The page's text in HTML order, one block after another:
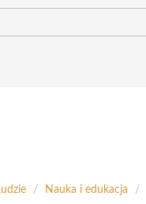
/ Nauka i edukacja /